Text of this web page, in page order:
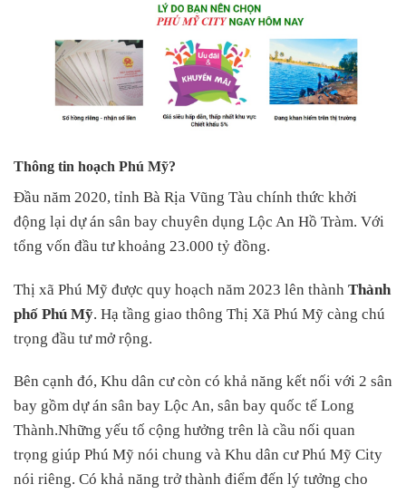
Thông tin hoạch Phú Mỹ?
Đầu năm 2020, tỉnh Bà Rịa Vũng Tàu chính thức khởi
động lại dự án sân bay chuyên dụng Lộc An Hồ Tràm. Với
tổng vốn đầu tư khoảng 23.000 tỷ đồng.
Thị xã Phú Mỹ được quy hoạch năm 2023 lên thành Thành
phố Phú Mỹ. Hạ tầng giao thông Thị Xã Phú Mỹ càng chú
trọng đầu tư mở rộng.
Bên cạnh đó, Khu dân cư còn có khả năng kết nối với 2 sân
bay gồm dự án sân bay Lộc An, sân bay quốc tế Long
Thành.Những yếu tố cộng hưởng trên là cầu nối quan
trọng giúp Phú Mỹ nói chung và Khu dân cư Phú Mỹ City
nói riêng. Có khả năng trở thành điểm đến lý tưởng cho